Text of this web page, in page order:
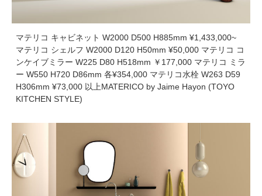
マテリコ キャビネット W2000 D500 H885mm ¥1,433,000~
マテリコ シェルフ W2000 D120 H50mm ¥50,000 マテリコ コ
ンケイブミラー W225 D80 H518mm ￥177,000 マテリコ ミラ
ー W550 H720 D86mm 各¥354,000 マテリコ水栓 W263 D59
H306mm ¥73,000 以上MATERICO by Jaime Hayon (TOYO
KITCHEN STYLE)